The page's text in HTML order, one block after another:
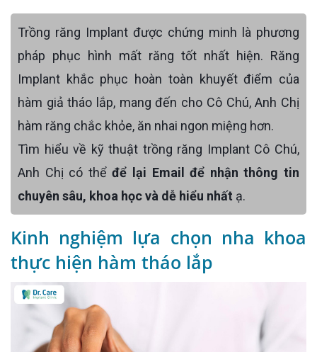
Trồng răng Implant được chứng minh là phương
pháp phục hình mất răng tốt nhất hiện. Răng
Implant khắc phục hoàn toàn khuyết điểm của
hàm giả tháo lắp, mang đến cho Cô Chú, Anh Chị
hàm răng chắc khỏe, ăn nhai ngon miệng hơn.
Tìm hiểu về kỹ thuật trồng răng Implant Cô Chú,
Anh Chị có thểđể lại Email để nhận thông tin
chuyên sâu, khoa học và dễ hiểu nhất ạ.
Kinh nghiệm lựa chọn nha khoa
thực hiện hàm tháo lắp